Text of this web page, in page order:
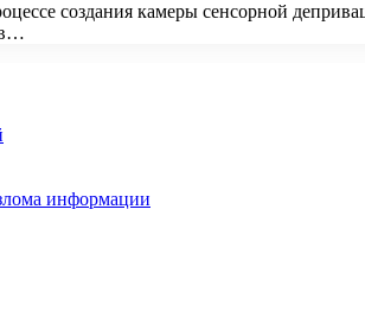
создания камеры сенсорной
в…
информации